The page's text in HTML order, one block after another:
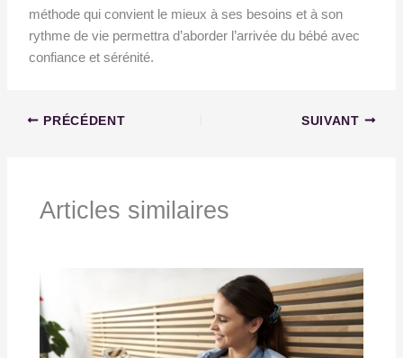
méthode qui convient le mieux à ses besoins et à son
rythme de vie permettra d’aborder l’arrivée du bébé avec
confiance et sérénité.
PRÉCÉDENT SUIVANT
Articles similaires